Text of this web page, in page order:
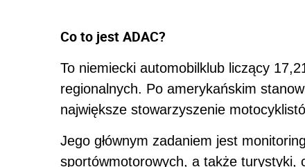
Co to jest ADAC?
To niemiecki automobilklub liczący
regionalnych. Po amerykańskim
największe stowarzyszenie
Jego głównym zadaniem jest
sportówmotorowych, a także turystyki,